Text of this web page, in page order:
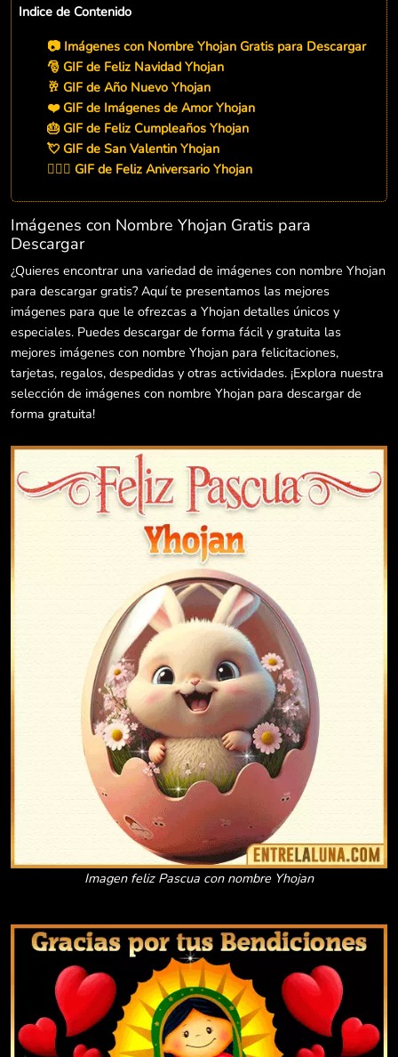
Indice de Contenido
📷 Imágenes con Nombre Yhojan Gratis para Descargar
🎅 GIF de Feliz Navidad Yhojan
🥂 GIF de Año Nuevo Yhojan
❤️ GIF de Imágenes de Amor Yhojan
🎂 GIF de Feliz Cumpleaños Yhojan
💘 GIF de San Valentin Yhojan
👨‍❤️‍👨 GIF de Feliz Aniversario Yhojan
Imágenes con Nombre Yhojan Gratis para
Descargar
¿Quieres encontrar una variedad de imágenes con nombre Yhojan
para descargar gratis? Aquí te presentamos las mejores
imágenes para que le ofrezcas a Yhojan detalles únicos y
especiales. Puedes descargar de forma fácil y gratuita las
mejores imágenes con nombre Yhojan para felicitaciones,
tarjetas, regalos, despedidas y otras actividades. ¡Explora nuestra
selección de imágenes con nombre Yhojan para descargar de
forma gratuita!
Imagen feliz Pascua con nombre Yhojan